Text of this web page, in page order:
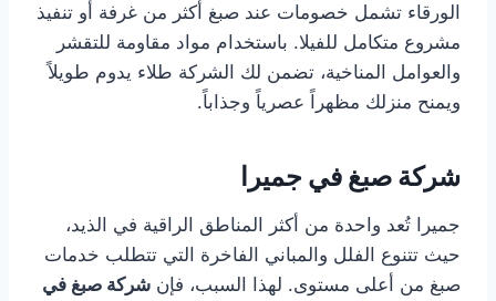
الورقاء تشمل خصومات عند صبغ أكثر من غرفة أو تنفيذ
مشروع متكامل للفيلا. باستخدام مواد مقاومة للتقشر
والعوامل المناخية، تضمن لك الشركة طلاء يدوم طويلاً
ويمنح منزلك مظهراً عصرياً وجذاباً.
شركة صبغ في جميرا
جميرا تُعد واحدة من أكثر المناطق الراقية في الذيد،
حيث تتنوع الفلل والمباني الفاخرة التي تتطلب خدمات
صبغ من أعلى مستوى. لهذا السبب، فإن شركة صبغ في